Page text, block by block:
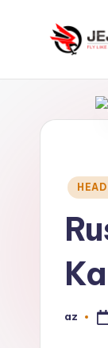
J
An
FightPosted
Posted
az